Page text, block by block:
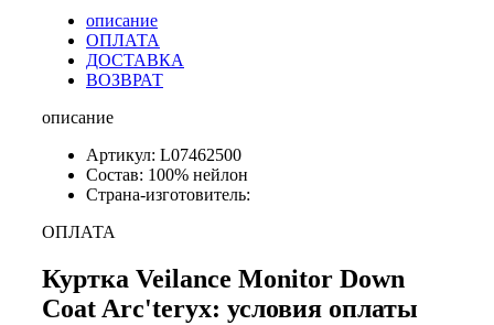
описание
ОПЛАТА
ДОСТАВКА
ВОЗВРАТ
описание
Артикул: L07462500
Состав: 100% нейлон
Страна-изготовитель:
ОПЛАТА
Куртка Veilance Monitor Down
Coat Arc'teryx: условия оплаты